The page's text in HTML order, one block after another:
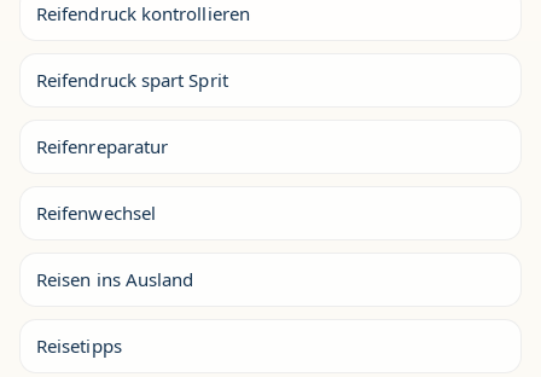
Reifendruck kontrollieren
Reifendruck spart Sprit
Reifenreparatur
Reifenwechsel
Reisen ins Ausland
Reisetipps